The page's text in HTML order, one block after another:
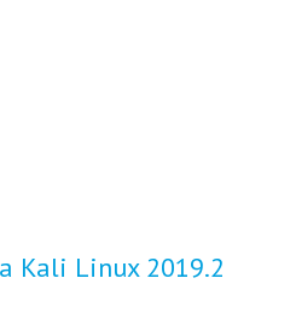
Kali Linux 2019.2